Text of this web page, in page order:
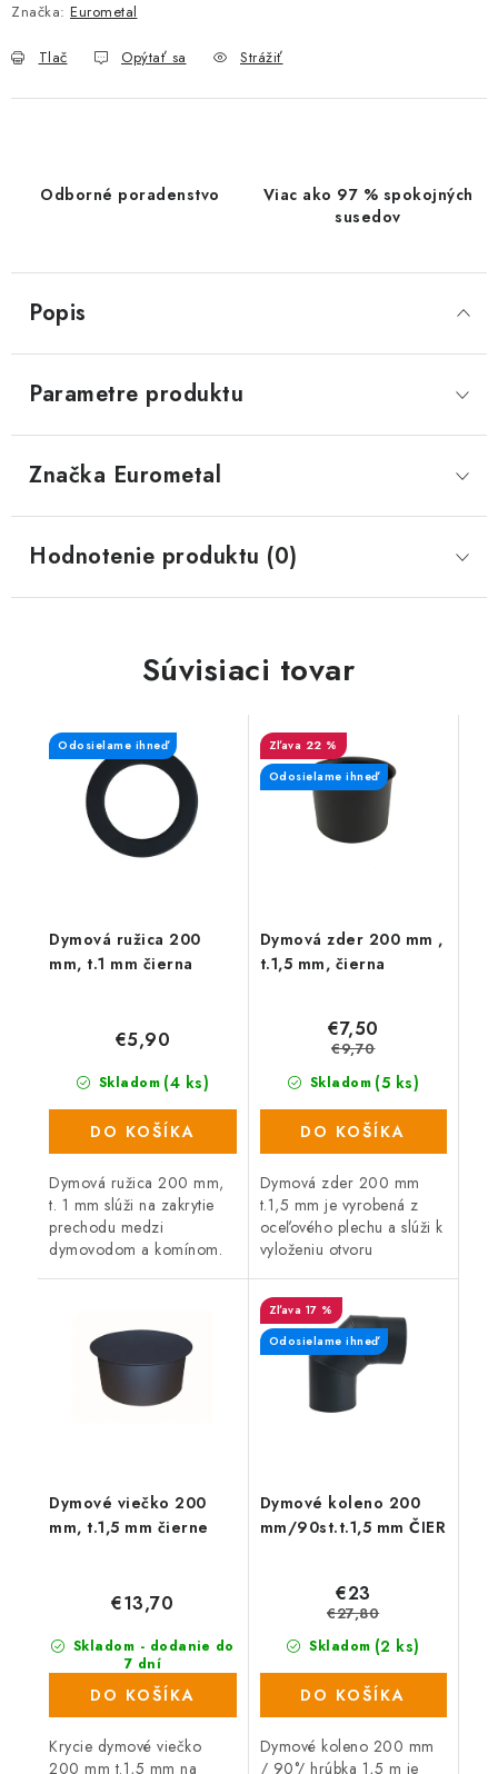
Značka: Eurometal
Tlač Opýtať sa Strážiť
Odborné poradenstvo
Viac ako 97 % spokojných
susedov
Popis
Parametre produktu
Značka Eurometal
Hodnotenie produktu (0)
Súvisiaci tovar
Dymová ružica 200
mm, t.1 mm čierna
Odosielame ihneď
Skladom (4 ks)
€5,90
DO KOŠÍKA
Dymová ružica 200 mm,
t. 1 mm slúži na zakrytie
prechodu medzi
dymovodom a komínom.
Dymová zder 200 mm ,
t.1,5 mm, čierna
22 %
Odosielame ihneď
Skladom (5 ks)
€7,50
€9,70
DO KOŠÍKA
Dymová zder 200 mm
t.1,5 mm je vyrobená z
oceľového plechu a slúži k
vyloženiu otvoru
kachlí a krbov.
Dymové viečko 200
mm, t.1,5 mm čierne
Skladom - dodanie do
7 dní
(90 ks)
€13,70
DO KOŠÍKA
Krycie dymové viečko
200 mm t.1,5 mm na
Dymové koleno 200
mm/90st.t.1,5 mm ČIER
17 %
Odosielame ihneď
Skladom (2 ks)
€23
€27,80
DO KOŠÍKA
Dymové koleno 200 mm
/ 90°/ hrúbka 1,5 m je